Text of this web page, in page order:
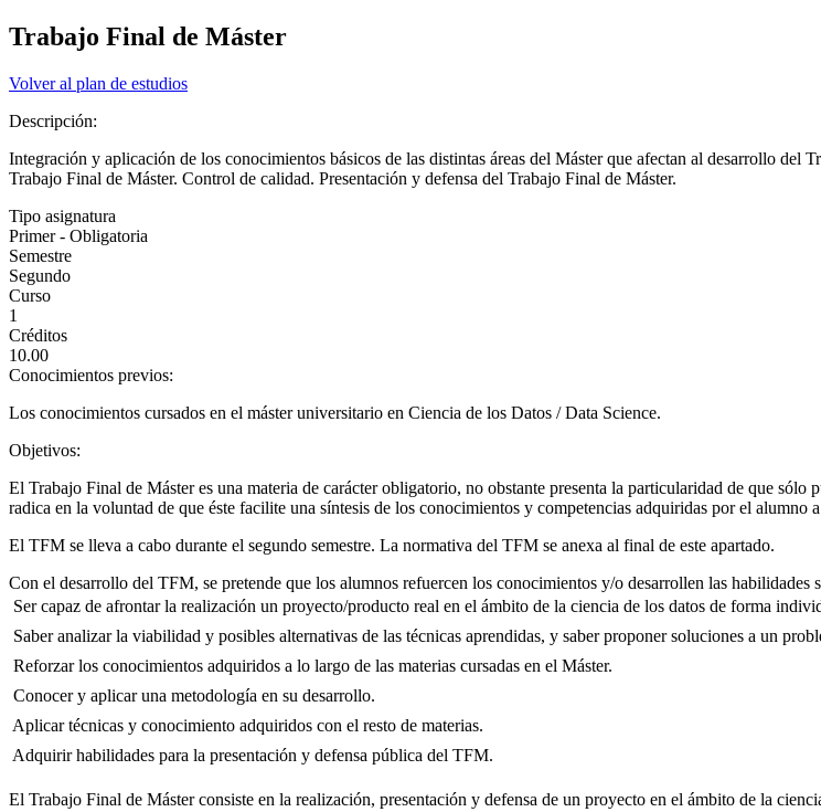
Trabajo Final de Máster
Volver al plan de estudios
Descripción:
Integración y aplicación de los conocimientos básicos de las distintas áreas del Máster que afectan al desarrollo
Trabajo Final de Máster. Control de calidad. Presentación y defensa del Trabajo Final de Máster.
Tipo asignatura
Primer - Obligatoria
Semestre
Segundo
Curso
1
Créditos
10.00
Conocimientos previos:
Los conocimientos cursados en el máster universitario en Ciencia de los Datos / Data Science.
Objetivos:
El Trabajo Final de Máster es una materia de carácter obligatorio, no obstante presenta la particularidad de que
radica en la voluntad de que éste facilite una síntesis de los conocimientos y competencias adquiridas por el
El TFM se lleva a cabo durante el segundo semestre. La normativa del TFM se anexa al final de este apartado.
Con el desarrollo del TFM, se pretende que los alumnos refuercen los conocimientos y/o desarrollen las habilidades
 Ser capaz de afrontar la realización un proyecto/producto real en el ámbito de la ciencia de los datos de forma
 Saber analizar la viabilidad y posibles alternativas de las técnicas aprendidas, y saber proponer soluciones a un
 Reforzar los conocimientos adquiridos a lo largo de las materias cursadas en el Máster.
 Conocer y aplicar una metodología en su desarrollo.
 Aplicar técnicas y conocimiento adquiridos con el resto de materias.
 Adquirir habilidades para la presentación y defensa pública del TFM.
El Trabajo Final de Máster consiste en la realización, presentación y defensa de un proyecto en el ámbito de la